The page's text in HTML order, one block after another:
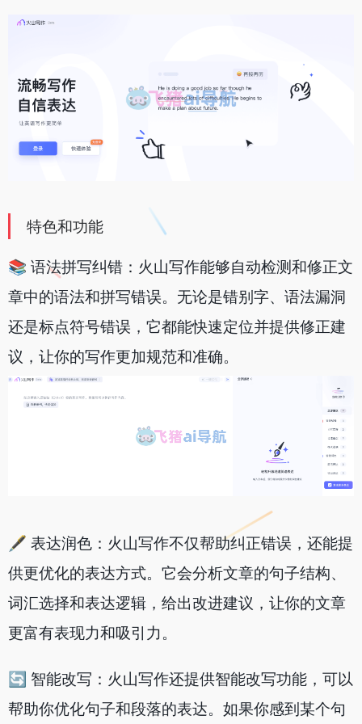
特色和功能
📚 语法拼写纠错：火山写作能够自动检测和修正文
章中的语法和拼写错误。无论是错别字、语法漏洞
还是标点符号错误，它都能快速定位并提供修正建
议，让你的写作更加规范和准确。
🖋 表达润色：火山写作不仅帮助纠正错误，还能提
供更优化的表达方式。它会分析文章的句子结构、
词汇选择和表达逻辑，给出改进建议，让你的文章
更富有表现力和吸引力。
🔄 智能改写：火山写作还提供智能改写功能，可以
帮助你优化句子和段落的表达。如果你感到某个句